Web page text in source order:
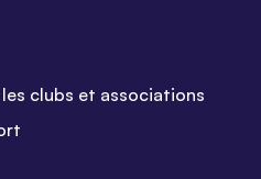
clubs et associations